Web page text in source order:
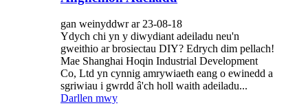
gan weinyddwr ar 23-08-18
Ydych chi yn y diwydiant adeiladu neu'n
gweithio ar brosiectau DIY? Edrych dim pellach!
Mae Shanghai Hoqin Industrial Development
Co, Ltd yn cynnig amrywiaeth eang o ewinedd a
sgriwiau i gwrdd â'ch holl waith adeiladu...
Darllen mwy